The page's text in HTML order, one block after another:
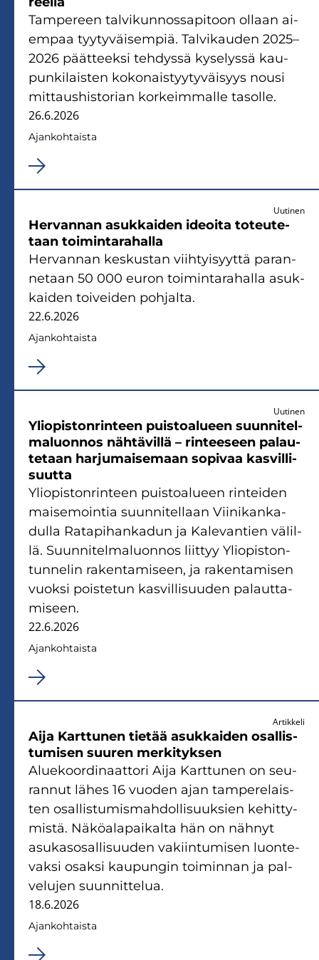
Tam­pe­reen tal­vi­kun­nos­sa­pi­toon ol­laan ai­
em­paa tyy­ty­väi­sem­piä. Tal­vi­kau­den 2025–
2026 päät­teek­si teh­dys­sä ky­se­lys­sä kau­
pun­ki­lais­ten ko­ko­nais­tyy­ty­väi­syys nousi
mit­taus­his­to­rian kor­keim­mal­le ta­sol­le.
26.6.2026
Ajan­koh­tais­ta
Uutinen
Her­van­nan asuk­kai­den ideoi­ta to­teu­te­
taan toi­min­ta­ra­hal­la
Her­van­nan kes­kus­tan viih­tyi­syyt­tä pa­ran­
ne­taan 50 000 euron toi­min­ta­ra­hal­la asuk­
kai­den toi­vei­den poh­jal­ta.
22.6.2026
Ajan­koh­tais­ta
Uutinen
Yli­opis­ton­rin­teen puis­toa­lu­een suun­ni­tel­
ma­luon­nos näh­tä­vil­lä – rin­tee­seen pa­lau­
te­taan har­ju­mai­se­maan so­pi­vaa kas­vil­li­
suut­ta
Yli­opis­ton­rin­teen puis­toa­lu­een rin­tei­den
mai­se­moin­tia suun­ni­tel­laan Vii­ni­kan­ka­
dul­la Ra­ta­pi­han­ka­dun ja Ka­le­van­tien vä­lil­
lä. Suun­ni­tel­ma­luon­nos liit­tyy Yli­opis­ton­
tun­ne­lin ra­ken­ta­mi­seen, ja ra­ken­ta­mi­sen
vuok­si pois­te­tun kas­vil­li­suu­den pa­laut­ta­
mi­seen.
22.6.2026
Ajan­koh­tais­ta
Artikkeli
Aija Kart­tu­nen tie­tää asuk­kai­den osal­lis­
tu­mi­sen suu­ren mer­ki­tyk­sen
Alue­koor­di­naat­to­ri Aija Kart­tu­nen on seu­
ran­nut lähes 16 vuo­den ajan tam­pe­re­lais­
ten osal­lis­tu­mis­mah­dol­li­suuk­sien ke­hit­ty­
mis­tä. Nä­kö­ala­pai­kal­ta hän on näh­nyt
asu­kas­osal­li­suu­den va­kiin­tu­mi­sen luon­te­
vak­si osak­si kau­pun­gin toi­min­nan ja pal­
ve­lu­jen suun­nit­te­lua.
18.6.2026
Ajan­koh­tais­ta